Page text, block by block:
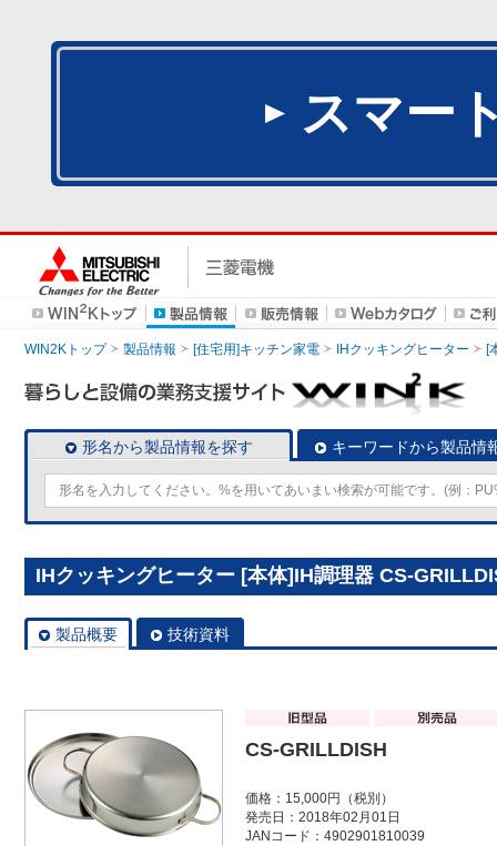
スマー
WIN2Kトップ 製品情報 [住宅用]キッチン家電 IHクッキングヒーター [
形名から製品情報を探す キーワードから製品情
IHクッキングヒーター [本体]IH調理器 CS-
製品概要 技術資料
CS-GRILLDISH
価格：15,000円（税別）
発売日：2018年02月01日
JANコード：4902901810039